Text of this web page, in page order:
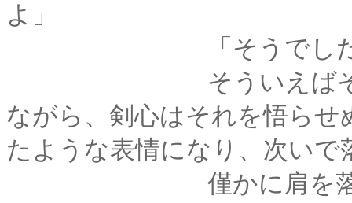
よ」
「そうでした
そういえばそんな嘘
ながら、剣心はそれを悟ら
たような表情になり、次いで
僅かに肩を落と